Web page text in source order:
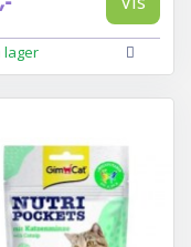
lager